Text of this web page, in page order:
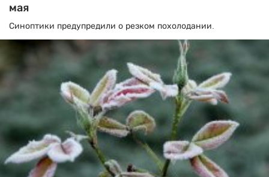
мая
Синоптики предупредили о резком похолодании.